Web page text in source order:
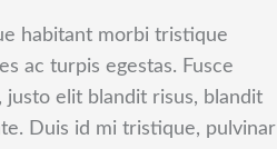
habitant morbi tristique
ac turpis egestas. Fusce
elit blandit risus, blandit
Duis id mi tristique, pulvinar